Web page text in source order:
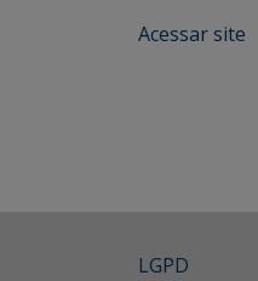
Acessar site
LGPD